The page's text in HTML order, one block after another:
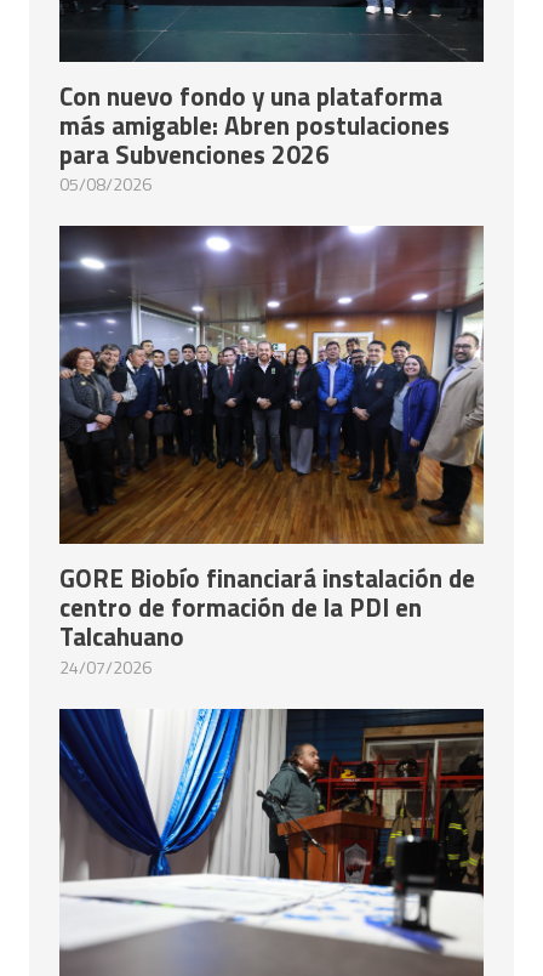
Con nuevo fondo y una plataforma
más amigable: Abren postulaciones
para Subvenciones 2026
05/08/2026
GORE Biobío financiará instalación de
centro de formación de la PDI en
Talcahuano
24/07/2026